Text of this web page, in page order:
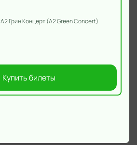
А2 Грин Концерт (A2 Green Concert)
Купить билеты